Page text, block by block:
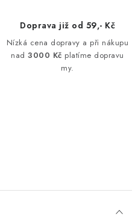
Doprava již od 59,- Kč
Nízká cena dopravy a při nákupu
nad3000 Kč platíme dopravu
my.